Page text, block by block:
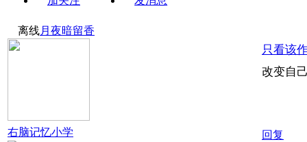
离线月夜暗留香
右脑记忆小学
只看该
改变自
回复